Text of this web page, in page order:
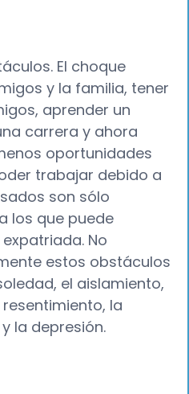
El choque
y la familia, tener
aprender un
carrera y ahora
oportunidades
trabajar debido a
son sólo
los que puede
No
estos obstáculos
el aislamiento,
la
la depresión.